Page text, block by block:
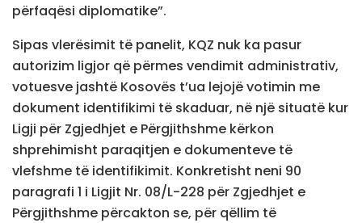
përfaqësi diplomatike”.
Sipas vlerësimit të panelit, KQZ nuk ka pasur
autorizim ligjor që përmes vendimit administrativ,
votuesve jashtë Kosovës t’ua lejojë votimin me
dokument identifikimi të skaduar, në një situatë kur
Ligji për Zgjedhjet e Përgjithshme kërkon
shprehimisht paraqitjen e dokumenteve të
vlefshme të identifikimit. Konkretisht neni 90
paragrafi 1 i Ligjit Nr. 08/L-228 për Zgjedhjet e
Përgjithshme përcakton se, për qëllim të